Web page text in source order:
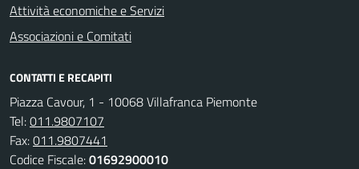
Attività economiche e Servizi
Associazioni e Comitati
CONTATTI E RECAPITI
Piazza Cavour, 1 - 10068 Villafranca Piemonte
Tel:011.9807107
Fax:011.9807441
Codice Fiscale:01692900010